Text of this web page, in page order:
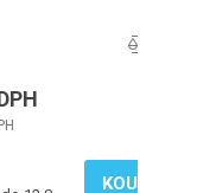
KOUPIT